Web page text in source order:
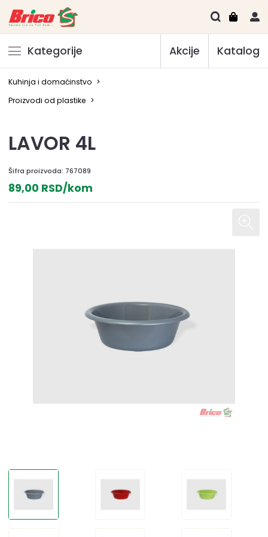
Kategorije Akcije Katalog
Kuhinja i domaćinstvo >
Proizvodi od plastike >
LAVOR 4L
Šifra proizvoda: 767089
89,00 RSD/kom